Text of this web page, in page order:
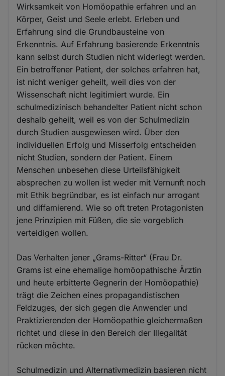
Wirksamkeit von Homöopathie erfahren und an
Körper, Geist und Seele erlebt. Erleben und
Erfahrung sind die Grundbausteine von
Erkenntnis. Auf Erfahrung basierende Erkenntnis
kann selbst durch Studien nicht widerlegt werden.
Ein betroffener Patient, der solches erfahren hat,
ist nicht weniger geheilt, weil dies von der
Wissenschaft nicht legitimiert wurde. Ein
schulmedizinisch behandelter Patient nicht schon
deshalb geheilt, weil es von der Schulmedizin
durch Studien ausgewiesen wird. Über den
individuellen Erfolg und Misserfolg entscheiden
nicht Studien, sondern der Patient. Einem
Menschen unbesehen diese Urteilsfähigkeit
absprechen zu wollen ist weder mit Vernunft noch
mit Ethik begründbar, es ist einfach nur arrogant
und diffamierend. Wie so oft treten Protagonisten
jene Prinzipien mit Füßen, die sie vorgeblich
verteidigen wollen.
Das Verhalten jener „Grams-Ritter“ (Frau Dr.
Grams ist eine ehemalige homöopathische Ärztin
und heute erbitterte Gegnerin der Homöopathie)
trägt die Zeichen eines propagandistischen
Feldzuges, der sich gegen die Anwender und
Praktizierenden der Homöopathie gleichermaßen
richtet und diese in den Bereich der Illegalität
rücken möchte.
Schulmedizin und Alternativmedizin basieren nicht